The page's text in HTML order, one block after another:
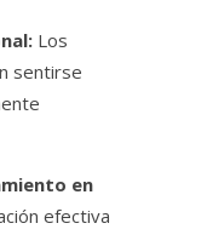
Los
sentirse
en
efectiva